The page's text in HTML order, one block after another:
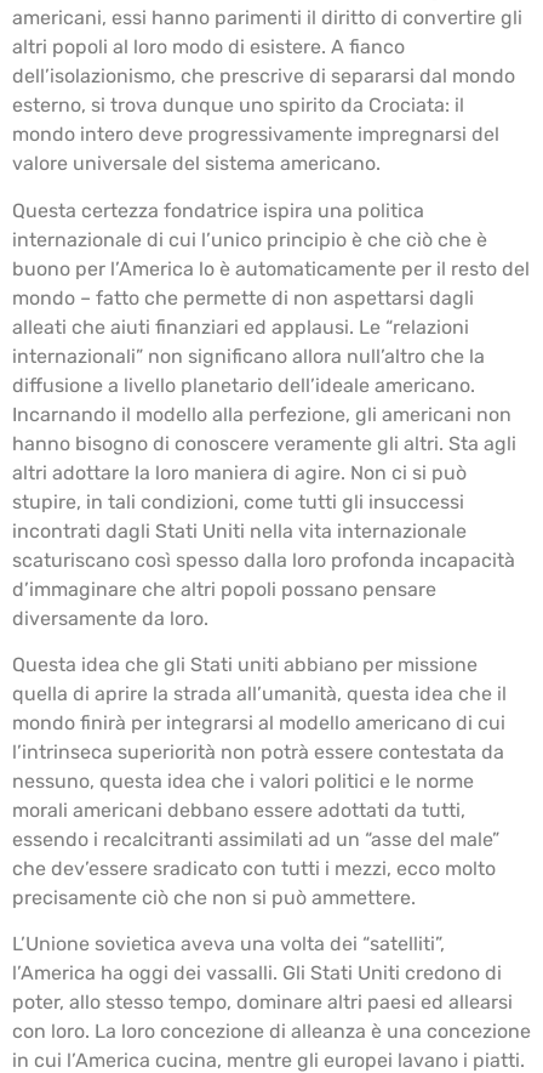
americani, essi hanno parimenti il diritto di convertire gli
altri popoli al loro modo di esistere. A fianco
dell’isolazionismo, che prescrive di separarsi dal mondo
esterno, si trova dunque uno spirito da Crociata: il
mondo intero deve progressivamente impregnarsi del
valore universale del sistema americano.
Questa certezza fondatrice ispira una politica
internazionale di cui l’unico principio è che ciò che è
buono per l’America lo è automaticamente per il resto del
mondo – fatto che permette di non aspettarsi dagli
alleati che aiuti finanziari ed applausi. Le “relazioni
internazionali” non significano allora null’altro che la
diffusione a livello planetario dell’ideale americano.
Incarnando il modello alla perfezione, gli americani non
hanno bisogno di conoscere veramente gli altri. Sta agli
altri adottare la loro maniera di agire. Non ci si può
stupire, in tali condizioni, come tutti gli insuccessi
incontrati dagli Stati Uniti nella vita internazionale
scaturiscano così spesso dalla loro profonda incapacità
d’immaginare che altri popoli possano pensare
diversamente da loro.
Questa idea che gli Stati uniti abbiano per missione
quella di aprire la strada all’umanità, questa idea che il
mondo finirà per integrarsi al modello americano di cui
l’intrinseca superiorità non potrà essere contestata da
nessuno, questa idea che i valori politici e le norme
morali americani debbano essere adottati da tutti,
essendo i recalcitranti assimilati ad un “asse del male”
che dev’essere sradicato con tutti i mezzi, ecco molto
precisamente ciò che non si può ammettere.
L’Unione sovietica aveva una volta dei “satelliti”,
l’America ha oggi dei vassalli. Gli Stati Uniti credono di
poter, allo stesso tempo, dominare altri paesi ed allearsi
con loro. La loro concezione di alleanza è una concezione
in cui l’America cucina, mentre gli europei lavano i piatti.